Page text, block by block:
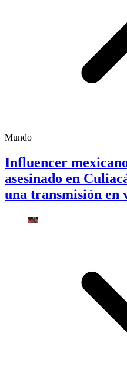
Mundo
Influencer
asesinado en
una transmisión en